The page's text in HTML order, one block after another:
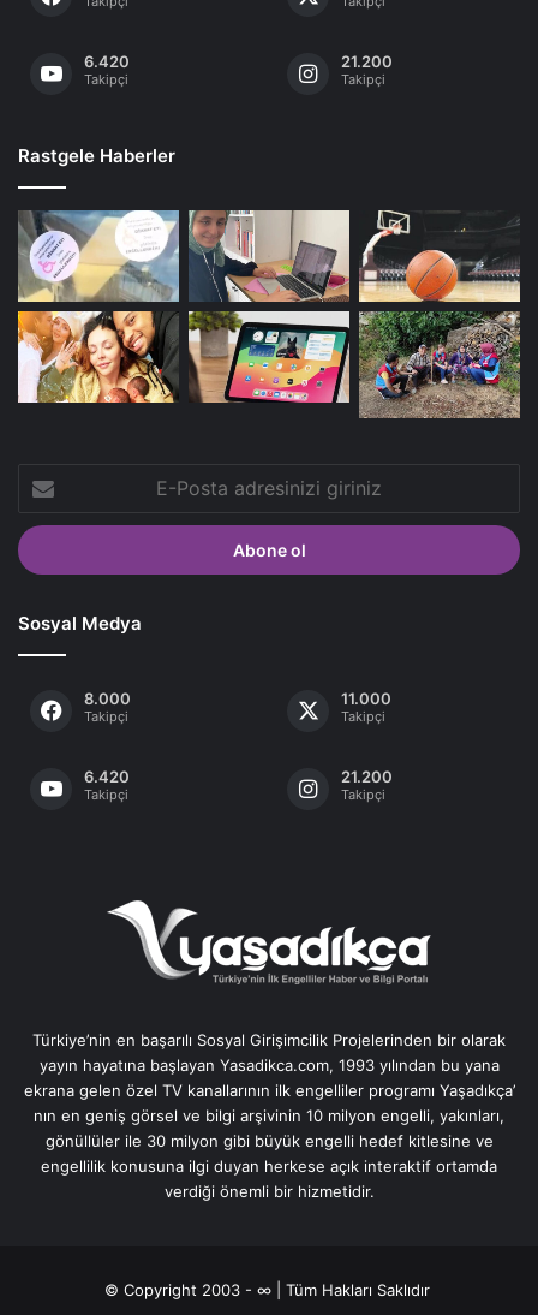
6.420
Takipçi
21.200
Takipçi
Rastgele Haberler
E-
Posta
adresinizi
giriniz
Sosyal Medya
8.000
Takipçi
11.000
Takipçi
6.420
Takipçi
21.200
Takipçi
Türkiye’nin en başarılı Sosyal Girişimcilik Projelerinden bir olarak
yayın hayatına başlayan Yasadikca.com, 1993 yılından bu yana
ekrana gelen özel TV kanallarının ilk engelliler programı Yaşadıkça’
nın en geniş görsel ve bilgi arşivinin 10 milyon engelli, yakınları,
gönüllüler ile 30 milyon gibi büyük engelli hedef kitlesine ve
engellilik konusuna ilgi duyan herkese açık interaktif ortamda
verdiği önemli bir hizmetidir.
© Copyright 2003 - ∞ | Tüm Hakları Saklıdır